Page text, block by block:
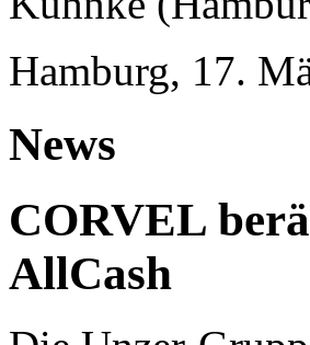
Hamburg, 17.
News
CORVEL
AllCash